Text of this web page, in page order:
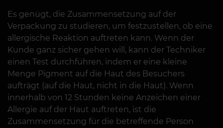
Es genügt, die Zusammensetzung auf der
Verpackung zu studieren, um festzustellen, ob eine
allergische Reaktion auftreten kann. Wenn der
Kunde ganz sicher gehen will, kann der Techniker
einen Test durchführen, indem er eine kleine
Menge Pigment auf die Haut des Besuchers
aufträgt (auf die Haut, nicht in die Haut). Wenn
innerhalb von 12 Stunden keine Anzeichen einer
Allergie auf der Haut auftreten, ist die
Zusammensetzung für die betreffende Person